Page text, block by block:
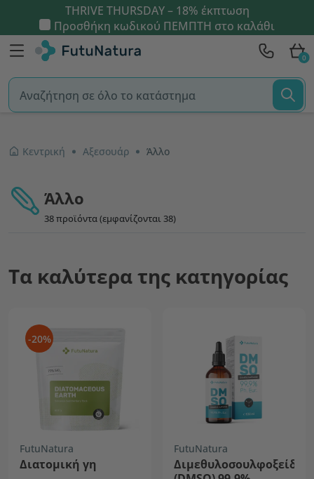
THRIVE THURSDAY – 18% έκπτωση
Προσθήκη κωδικού ΠΕΜΠΤΗ στο καλάθι
0
Κεντρική Αξεσουάρ Άλλο
Άλλο
38 προϊόντα (εμφανίζονται 38)
Τα καλύτερα της κατηγορίας
-20%
FutuNatura
Διατομική γη
FutuNatura
Διμεθυλοσουλφοξείδιο